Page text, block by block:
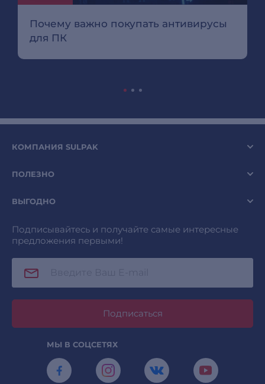
Почему важно покупать антивирусы
для ПК
КОМПАНИЯ SULPAK
ПОЛЕЗНО
ВЫГОДНО
Подписывайтесь и получайте самые интересные
предложения первыми!
Подписаться
МЫ В СОЦСЕТЯХ